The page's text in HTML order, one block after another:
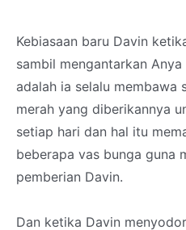
Kebiasaan baru Davin
sambil mengantarkan
adalah ia selalu membawa
merah yang diberikannya
setiap hari dan hal itu
beberapa vas bunga guna
pemberian Davin.
Dan ketika Davin